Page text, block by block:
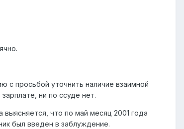
с просьбой уточнить наличие взаимной
ни по ссуде нет.
что по май месяц 2001 года
был введен в заблуждение.